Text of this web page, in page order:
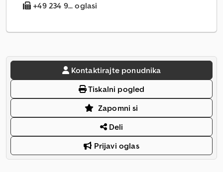
+49 234 9... oglasi
Kontaktirajte ponudnika
Tiskalni pogled
Zapomni si
Deli
Prijavi oglas